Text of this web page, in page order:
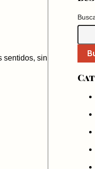
sentidos, sin